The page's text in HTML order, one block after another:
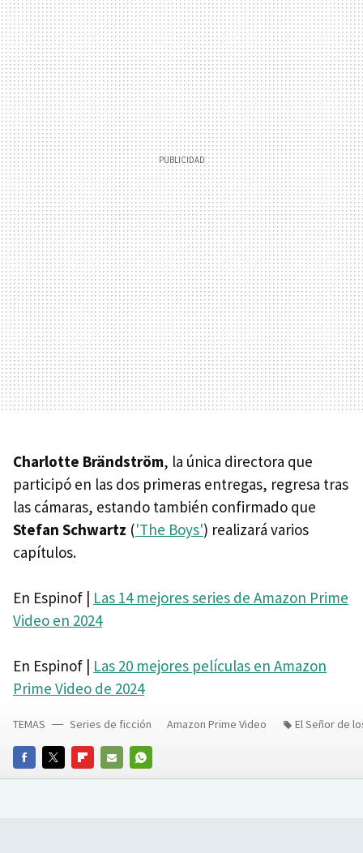
Charlotte Brändström, la única directora que
participó en las dos primeras entregas, regresa tras
las cámaras, estando también confirmado que
Stefan Schwartz ('The Boys') realizará varios
capítulos.
En Espinof | Las 14 mejores series de Amazon Prime
Video en 2024
En Espinof | Las 20 mejores películas en Amazon
Prime Video de 2024
FACEBOOKTWITTERFLIPBOARD
E-
WHATSAPP
TEMAS Series de ficción Amazon Prime Video El Señor de